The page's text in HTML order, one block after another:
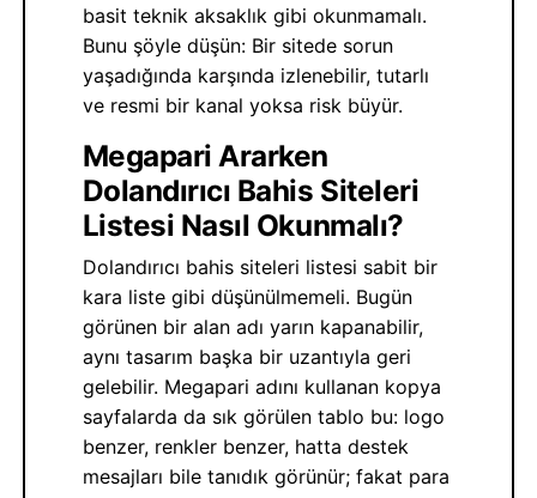
basit teknik aksaklık gibi okunmamalı.
Bunu şöyle düşün: Bir sitede sorun
yaşadığında karşında izlenebilir, tutarlı
ve resmi bir kanal yoksa risk büyür.
Megapari Ararken
Dolandırıcı Bahis Siteleri
Listesi Nasıl Okunmalı?
Dolandırıcı bahis siteleri listesi sabit bir
kara liste gibi düşünülmemeli. Bugün
görünen bir alan adı yarın kapanabilir,
aynı tasarım başka bir uzantıyla geri
gelebilir. Megapari adını kullanan kopya
sayfalarda da sık görülen tablo bu: logo
benzer, renkler benzer, hatta destek
mesajları bile tanıdık görünür; fakat para